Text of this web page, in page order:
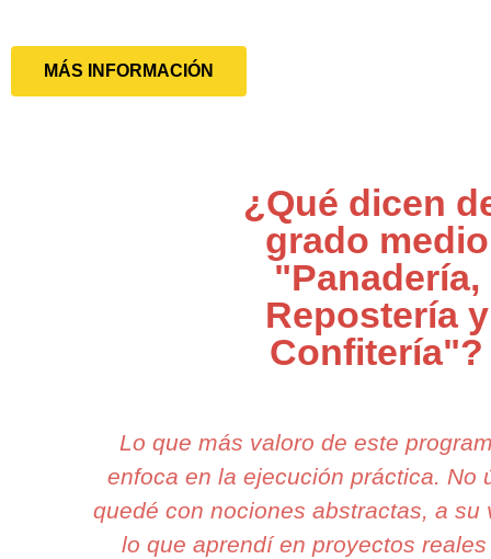
MÁS INFORMACIÓN
¿Qué dicen
grado medio
"Panadería,
Repostería y
Confitería"?
Lo que más valoro de este
enfoca en la ejecución práctica. No
quedé con nociones abstractas, a su
lo que aprendí en proyectos